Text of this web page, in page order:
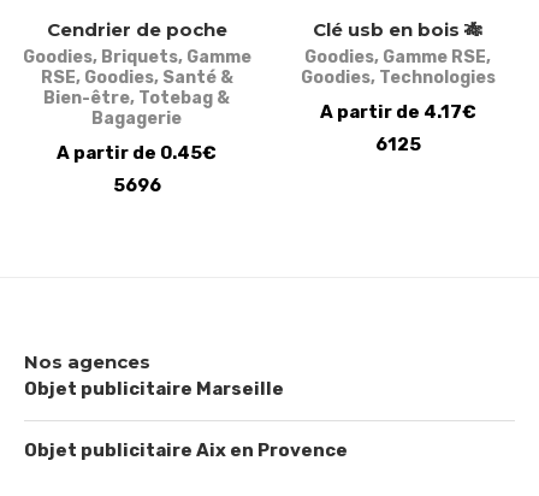
Cendrier de poche
Goodies, Briquets, Gamme
RSE, Goodies, Santé &
Bien-être, Totebag &
Bagagerie
A partir de 0.45€
5696
Clé usb en bois 🎋
Goodies, Gamme RSE,
Goodies, Technologies
A partir de 4.17€
6125
Nos agences
Objet publicitaire Marseille
Objet publicitaire Aix en Provence